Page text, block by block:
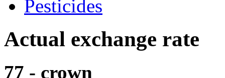
Pesticides
Actual exchange rate
77 - crown